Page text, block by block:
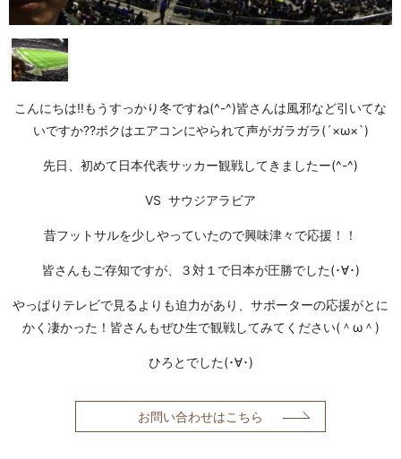
こんにちは!!もうすっかり冬ですね(^-^)皆さんは風邪など引いてな
いですか??ボクはエアコンにやられて声がガラガラ(´×ω×`)
先日、初めて日本代表サッカー観戦してきましたー(^-^)
VS サウジアラビア
昔フットサルを少しやっていたので興味津々で応援！！
皆さんもご存知ですが、３対１で日本が圧勝でした(･∀･)
やっぱりテレビで見るよりも迫力があり、サポーターの応援がとに
かく凄かった！皆さんもぜひ生で観戦してみてください(＾ω＾)
ひろとでした(･∀･)
お問い合わせはこちら